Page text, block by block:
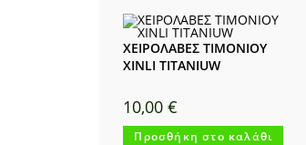
ΧΕΙΡΟΛΑΒΕΣ ΤΙΜΟΝΙΟΥ
XINLI TITANIUW
10,00€
Προσθήκη στο καλάθι